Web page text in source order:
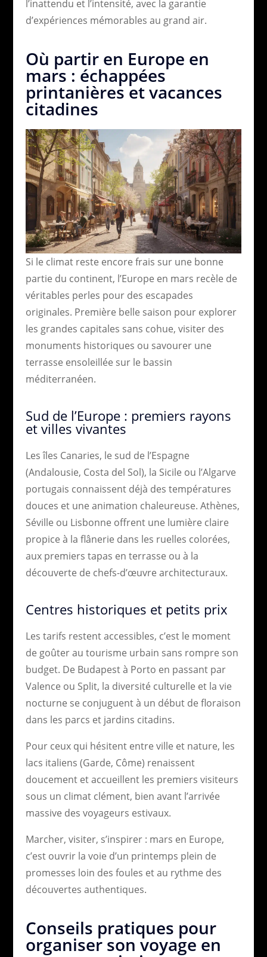
l’inattendu et l’intensité, avec la garantie
d’expériences mémorables au grand air.
Où partir en Europe en
mars : échappées
printanières et vacances
citadines
Si le climat reste encore frais sur une bonne
partie du continent, l’Europe en mars recèle de
véritables perles pour des escapades
originales. Première belle saison pour explorer
les grandes capitales sans cohue, visiter des
monuments historiques ou savourer une
terrasse ensoleillée sur le bassin
méditerranéen.
Sud de l’Europe : premiers rayons
et villes vivantes
Les îles Canaries, le sud de l’Espagne
(Andalousie, Costa del Sol), la Sicile ou l’Algarve
portugais connaissent déjà des températures
douces et une animation chaleureuse. Athènes,
Séville ou Lisbonne offrent une lumière claire
propice à la flânerie dans les ruelles colorées,
aux premiers tapas en terrasse ou à la
découverte de chefs-d’œuvre architecturaux.
Centres historiques et petits prix
Les tarifs restent accessibles, c’est le moment
de goûter au tourisme urbain sans rompre son
budget. De Budapest à Porto en passant par
Valence ou Split, la diversité culturelle et la vie
nocturne se conjuguent à un début de floraison
dans les parcs et jardins citadins.
Pour ceux qui hésitent entre ville et nature, les
lacs italiens (Garde, Côme) renaissent
doucement et accueillent les premiers visiteurs
sous un climat clément, bien avant l’arrivée
massive des voyageurs estivaux.
Marcher, visiter, s’inspirer : mars en Europe,
c’est ouvrir la voie d’un printemps plein de
promesses loin des foules et au rythme des
découvertes authentiques.
Conseils pratiques pour
organiser son voyage en